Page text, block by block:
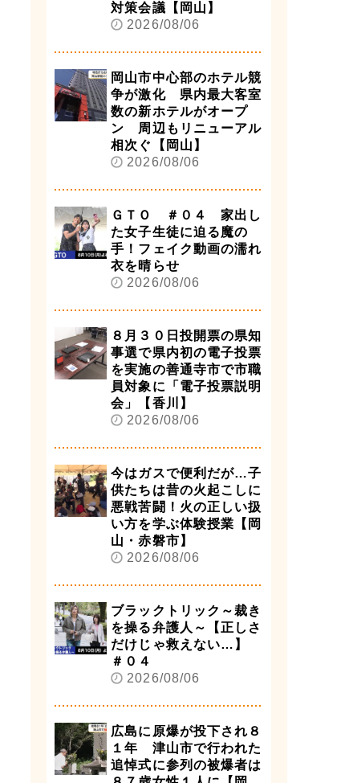
対策会議【岡山】
2026/08/06
岡山市中心部のホテル競
争が激化 県内最大客室
数の新ホテルがオープ
ン 周辺もリニューアル
相次ぐ【岡山】
2026/08/06
ＧＴＯ ＃０４ 家出し
た女子生徒に迫る魔の
手！フェイク動画の濡れ
衣を晴らせ
2026/08/06
８月３０日投開票の県知
事選で県内初の電子投票
を実施の善通寺市で市職
員対象に「電子投票説明
会」【香川】
2026/08/06
今はガスで便利だが…子
供たちは昔の火起こしに
悪戦苦闘！火の正しい扱
い方を学ぶ体験授業【岡
山・赤磐市】
2026/08/06
ブラックトリック～裁き
を操る弁護人～【正しさ
だけじゃ救えない…】
＃０４
2026/08/06
広島に原爆が投下され８
１年 津山市で行われた
追悼式に参列の被爆者は